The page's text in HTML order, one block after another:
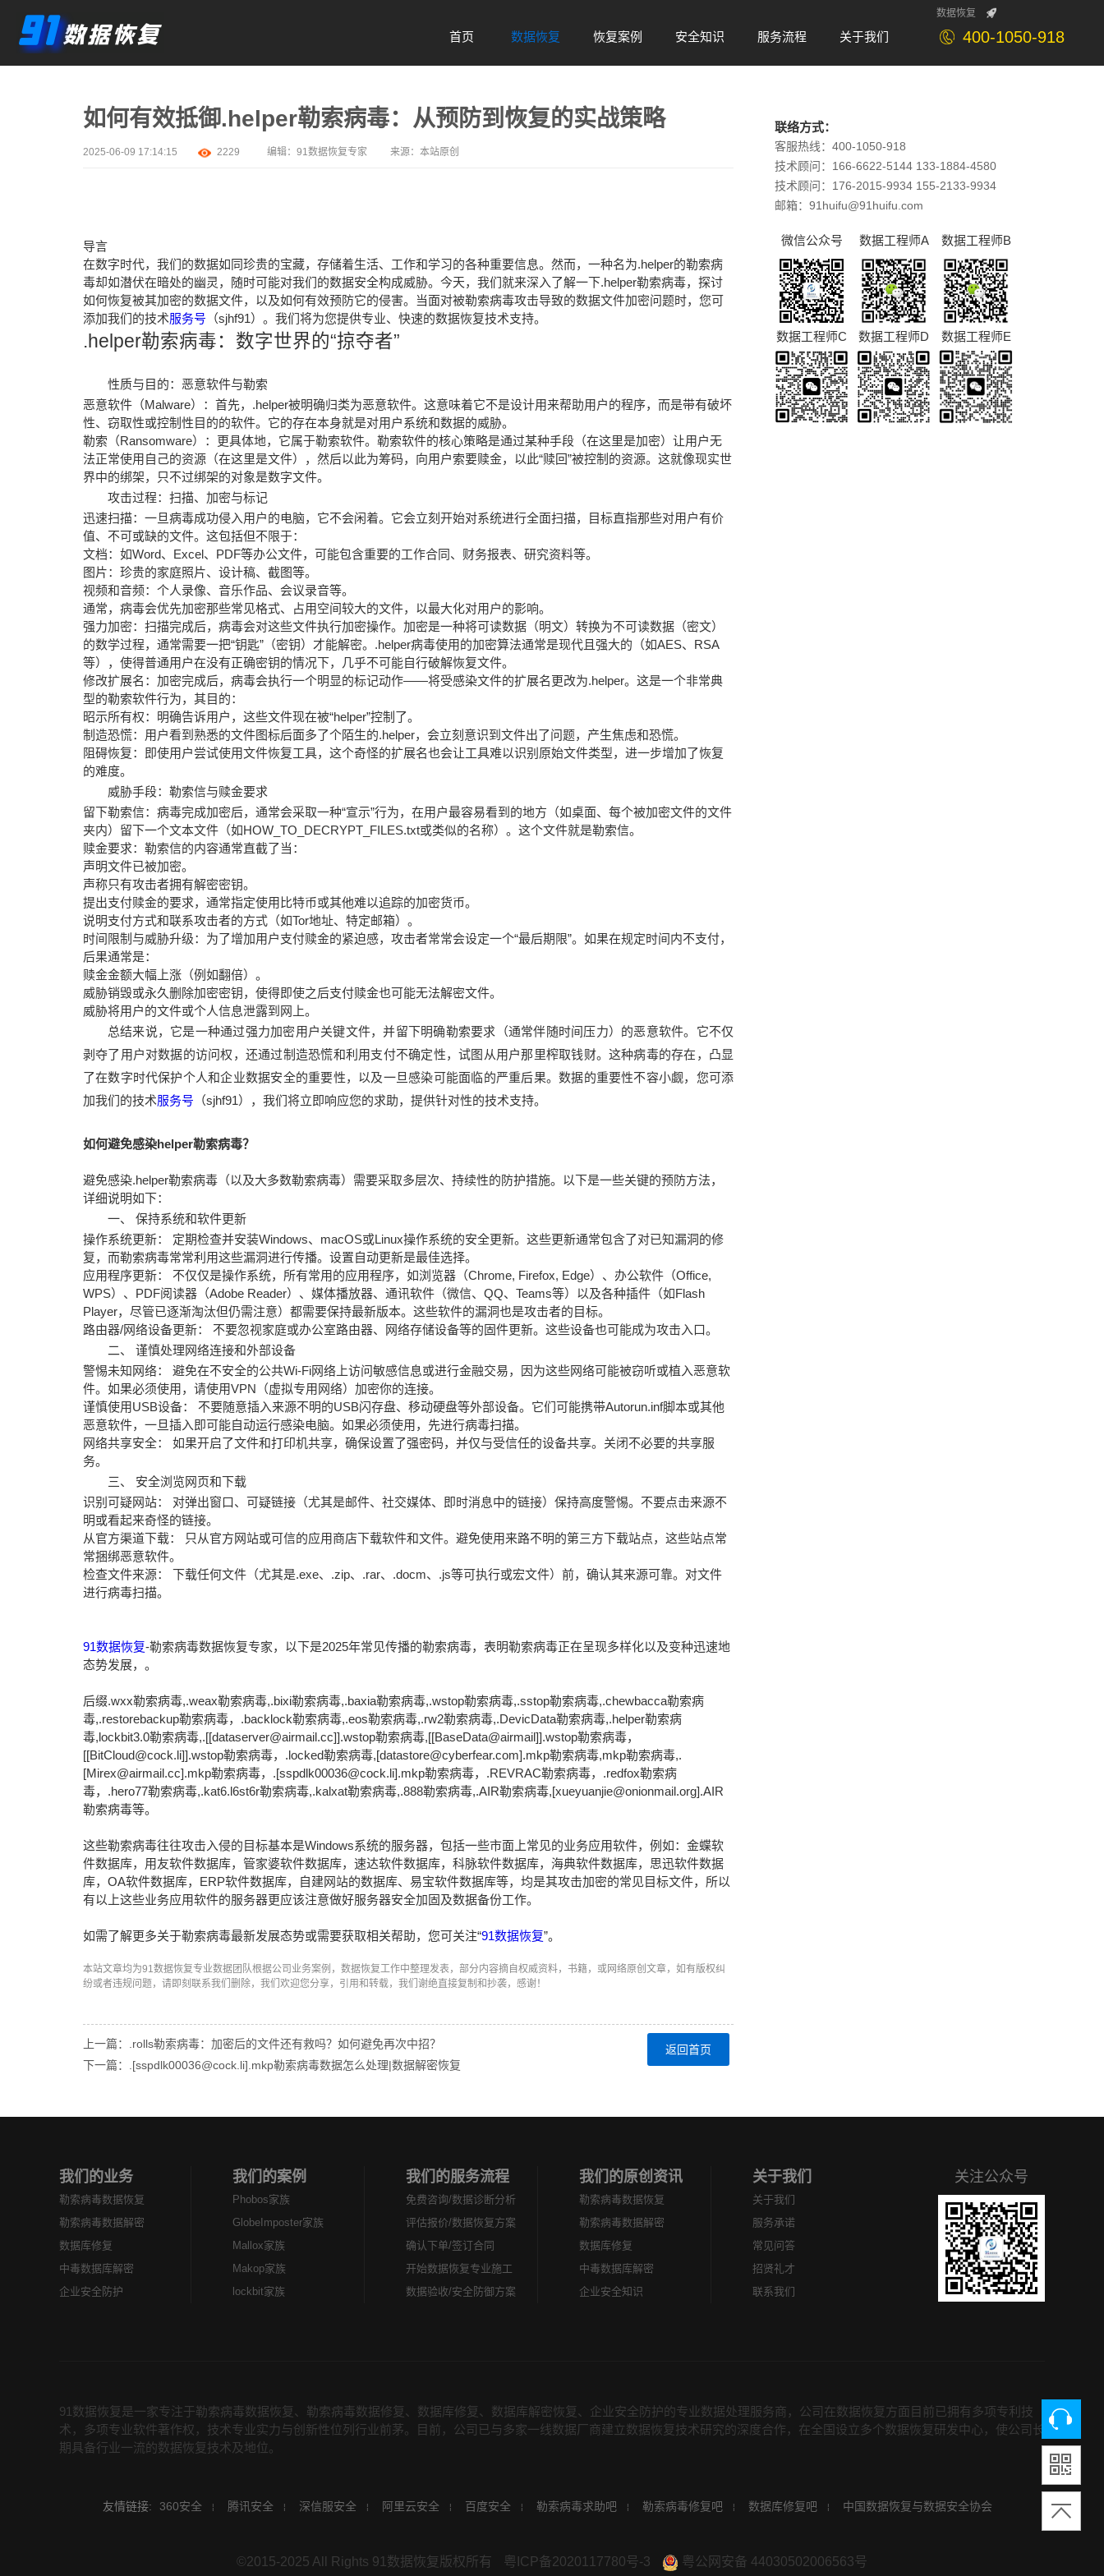
数据恢复
400-1050-918
首页
数据恢复
恢复案例
安全知识
服务流程
关于我们
如何有效抵御.helper勒索病毒：从预防到恢复的实战策略
2025-06-09 17:14:15 2229 编辑： 91数据恢复专家 来源： 本站原创
导言
在数字时代，我们的数据如同珍贵的宝藏，存储着生活、工作和学习的各种重要信息。然而，一种名为.helper的勒索病
毒却如潜伏在暗处的幽灵，随时可能对我们的数据安全构成威胁。今天，我们就来深入了解一下.helper勒索病毒，探讨
如何恢复被其加密的数据文件，以及如何有效预防它的侵害。当面对被勒索病毒攻击导致的数据文件加密问题时，您可
添加我们的技术服务号 （sjhf91）。我们将为您提供专业、快速的数据恢复技术支持。
.helper勒索病毒：数字世界的“掠夺者”
性质与目的：恶意软件与勒索
恶意软件（Malware）：首先，.helper被明确归类为恶意软件。这意味着它不是设计用来帮助用户的程序，而是带有破坏
性、窃取性或控制性目的的软件。它的存在本身就是对用户系统和数据的威胁。
勒索（Ransomware）：更具体地，它属于勒索软件。勒索软件的核心策略是通过某种手段（在这里是加密）让用户无
法正常使用自己的资源（在这里是文件），然后以此为筹码，向用户索要赎金，以此“赎回”被控制的资源。这就像现实世
界中的绑架，只不过绑架的对象是数字文件。
攻击过程：扫描、加密与标记
迅速扫描：一旦病毒成功侵入用户的电脑，它不会闲着。它会立刻开始对系统进行全面扫描，目标直指那些对用户有价
值、不可或缺的文件。这包括但不限于：
文档：如Word、Excel、PDF等办公文件，可能包含重要的工作合同、财务报表、研究资料等。
图片：珍贵的家庭照片、设计稿、截图等。
视频和音频：个人录像、音乐作品、会议录音等。
通常，病毒会优先加密那些常见格式、占用空间较大的文件，以最大化对用户的影响。
强力加密：扫描完成后，病毒会对这些文件执行加密操作。加密是一种将可读数据（明文）转换为不可读数据（密文）
的数学过程，通常需要一把“钥匙”（密钥）才能解密。.helper病毒使用的加密算法通常是现代且强大的（如AES、RSA
等），使得普通用户在没有正确密钥的情况下，几乎不可能自行破解恢复文件。
修改扩展名：加密完成后，病毒会执行一个明显的标记动作——将受感染文件的扩展名更改为.helper。这是一个非常典
型的勒索软件行为，其目的：
昭示所有权：明确告诉用户，这些文件现在被“helper”控制了。
制造恐慌：用户看到熟悉的文件图标后面多了个陌生的.helper，会立刻意识到文件出了问题，产生焦虑和恐慌。
阻碍恢复：即使用户尝试使用文件恢复工具，这个奇怪的扩展名也会让工具难以识别原始文件类型，进一步增加了恢复
的难度。
威胁手段：勒索信与赎金要求
留下勒索信：病毒完成加密后，通常会采取一种“宣示”行为，在用户最容易看到的地方（如桌面、每个被加密文件的文件
夹内）留下一个文本文件（如HOW_TO_DECRYPT_FILES.txt或类似的名称）。这个文件就是勒索信。
赎金要求：勒索信的内容通常直截了当：
声明文件已被加密。
声称只有攻击者拥有解密密钥。
提出支付赎金的要求，通常指定使用比特币或其他难以追踪的加密货币。
说明支付方式和联系攻击者的方式（如Tor地址、特定邮箱）。
时间限制与威胁升级：为了增加用户支付赎金的紧迫感，攻击者常常会设定一个“最后期限”。如果在规定时间内不支付，
后果通常是：
赎金金额大幅上涨（例如翻倍）。
威胁销毁或永久删除加密密钥，使得即使之后支付赎金也可能无法解密文件。
威胁将用户的文件或个人信息泄露到网上。
总结来说，它是一种通过强力加密用户关键文件，并留下明确勒索要求（通常伴随时间压力）的恶意软件。它不仅
剥夺了用户对数据的访问权，还通过制造恐慌和利用支付不确定性，试图从用户那里榨取钱财。这种病毒的存在，凸显
了在数字时代保护个人和企业数据安全的重要性，以及一旦感染可能面临的严重后果。数据的重要性不容小觑，您可添
加我们的技术服务号 （sjhf91），我们将立即响应您的求助，提供针对性的技术支持。
如何避免感染helper勒索病毒？
避免感染.helper勒索病毒（以及大多数勒索病毒）需要采取多层次、持续性的防护措施。以下是一些关键的预防方法，
详细说明如下：
一、 保持系统和软件更新
操作系统更新： 定期检查并安装Windows、macOS或Linux操作系统的安全更新。这些更新通常包含了对已知漏洞的修
复，而勒索病毒常常利用这些漏洞进行传播。设置自动更新是最佳选择。
应用程序更新： 不仅仅是操作系统，所有常用的应用程序，如浏览器（Chrome, Firefox, Edge）、办公软件（Office,
WPS）、PDF阅读器（Adobe Reader）、媒体播放器、通讯软件（微信、QQ、Teams等）以及各种插件（如Flash
Player，尽管已逐渐淘汰但仍需注意）都需要保持最新版本。这些软件的漏洞也是攻击者的目标。
路由器/网络设备更新： 不要忽视家庭或办公室路由器、网络存储设备等的固件更新。这些设备也可能成为攻击入口。
二、 谨慎处理网络连接和外部设备
警惕未知网络： 避免在不安全的公共Wi-Fi网络上访问敏感信息或进行金融交易，因为这些网络可能被窃听或植入恶意软
件。如果必须使用，请使用VPN（虚拟专用网络）加密你的连接。
谨慎使用USB设备： 不要随意插入来源不明的USB闪存盘、移动硬盘等外部设备。它们可能携带Autorun.inf脚本或其他
恶意软件，一旦插入即可能自动运行感染电脑。如果必须使用，先进行病毒扫描。
网络共享安全： 如果开启了文件和打印机共享，确保设置了强密码，并仅与受信任的设备共享。关闭不必要的共享服
务。
三、 安全浏览网页和下载
识别可疑网站： 对弹出窗口、可疑链接（尤其是邮件、社交媒体、即时消息中的链接）保持高度警惕。不要点击来源不
明或看起来奇怪的链接。
从官方渠道下载： 只从官方网站或可信的应用商店下载软件和文件。避免使用来路不明的第三方下载站点，这些站点常
常捆绑恶意软件。
检查文件来源： 下载任何文件（尤其是.exe、.zip、.rar、.docm、.js等可执行或宏文件）前，确认其来源可靠。对文件
进行病毒扫描。
91数据恢复-勒索病毒数据恢复专家，以下是2025年常见传播的勒索病毒，表明勒索病毒正在呈现多样化以及变种迅速地
态势发展，。
后缀.wxx勒索病毒,.weax勒索病毒,.bixi勒索病毒,.baxia勒索病毒,.wstop勒索病毒,.sstop勒索病毒,.chewbacca勒索病
毒,.restorebackup勒索病毒，.backlock勒索病毒,.eos勒索病毒,.rw2勒索病毒,.DevicData勒索病毒,.helper勒索病
毒,lockbit3.0勒索病毒,.[[dataserver@airmail.cc]].wstop勒索病毒,[[BaseData@airmail]].wstop勒索病毒，
[[BitCloud@cock.li]].wstop勒索病毒，.locked勒索病毒,[datastore@cyberfear.com].mkp勒索病毒,mkp勒索病毒,.
[Mirex@airmail.cc].mkp勒索病毒，.[sspdlk00036@cock.li].mkp勒索病毒，.REVRAC勒索病毒，.redfox勒索病
毒，.hero77勒索病毒,.kat6.l6st6r勒索病毒,.kalxat勒索病毒,.888勒索病毒,.AIR勒索病毒,[xueyuanjie@onionmail.org].AIR
勒索病毒等。
这些勒索病毒往往攻击入侵的目标基本是Windows系统的服务器，包括一些市面上常见的业务应用软件，例如：金蝶软
件数据库，用友软件数据库，管家婆软件数据库，速达软件数据库，科脉软件数据库，海典软件数据库，思迅软件数据
库，OA软件数据库，ERP软件数据库，自建网站的数据库、易宝软件数据库等，均是其攻击加密的常见目标文件，所以
有以上这些业务应用软件的服务器更应该注意做好服务器安全加固及数据备份工作。
如需了解更多关于勒索病毒最新发展态势或需要获取相关帮助，您可关注“91数据恢复”。
本站文章均为91数据恢复专业数据团队根据公司业务案例，数据恢复工作中整理发表，部分内容摘自权威资料，书籍，或网络原创文章，如有版权纠
纷或者违规问题，请即刻联系我们删除，我们欢迎您分享，引用和转载，我们谢绝直接复制和抄袭，感谢！
返回首页
上一篇：.rolls勒索病毒：加密后的文件还有救吗？如何避免再次中招？
下一篇：.[sspdlk00036@cock.li].mkp勒索病毒数据怎么处理|数据解密恢复
联络方式：
客服热线：400-1050-918
技术顾问：166-6622-5144 133-1884-4580
技术顾问：176-2015-9934 155-2133-9934
邮箱：91huifu@91huifu.com
微信公众号 数据工程师A 数据工程师B
数据工程师C 数据工程师D 数据工程师E
我们的业务
勒索病毒数据恢复
勒索病毒数据解密
数据库修复
中毒数据库解密
企业安全防护
我们的案例
Phobos家族
GlobeImposter家族
Mallox家族
Makop家族
lockbit家族
我们的服务流程
免费咨询/数据诊断分析
评估报价/数据恢复方案
确认下单/签订合同
开始数据恢复专业施工
数据验收/安全防御方案
我们的原创资讯
勒索病毒数据恢复
勒索病毒数据解密
数据库修复
中毒数据库解密
企业安全知识
关于我们
关于我们
服务承诺
常见问答
招贤礼才
联系我们
关注公众号
91数据恢复是一家专注于勒索病毒数据恢复、勒索病毒数据修复、数据库修复、数据库解密恢复、企业安全防护的专业数据处理服务商，公司在数据恢复方面目前已拥有多项专利技
术，多项专业软件著作权，技术专业实力与创新性位列行业前茅。目前，公司已与多家一线数据厂商建立数据恢复技术研究的深度合作，在全国设立多个数据恢复研发中心，使公司长
期具备行业一流的数据恢复技术及地位。
友情链接: 360安全 腾讯安全 深信服安全 阿里云安全 百度安全 勒索病毒求助吧 勒索病毒修复吧 数据库修复吧 中国数据恢复与数据安全协会
©2015-2025 All Rights 91数据恢复版权所有 粤ICP备2020117780号-3 粤公网安备 44030502006563号